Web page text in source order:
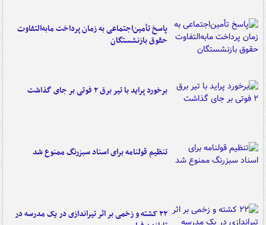
پاسخ تأمین‌اجتماعی به زمان پرداخت مابه‌التفاوت
حقوق بازنشستگان
برخورد پراید با تیر برق ۲ فوتی بر جای گذاشت
تنظیم قولنامه برای اسناد سبزرنگ ممنوع شد
۲۲ کشته و زخمی بر اثر تیراندازی در یک مدرسه در